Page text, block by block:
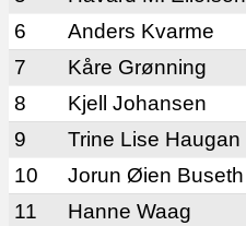
6
Anders Kvarme
7
Kåre Grønning
8
Kjell Johansen
9
Trine Lise Haugan
10
Jorun Øien Buseth
11
Hanne Waag